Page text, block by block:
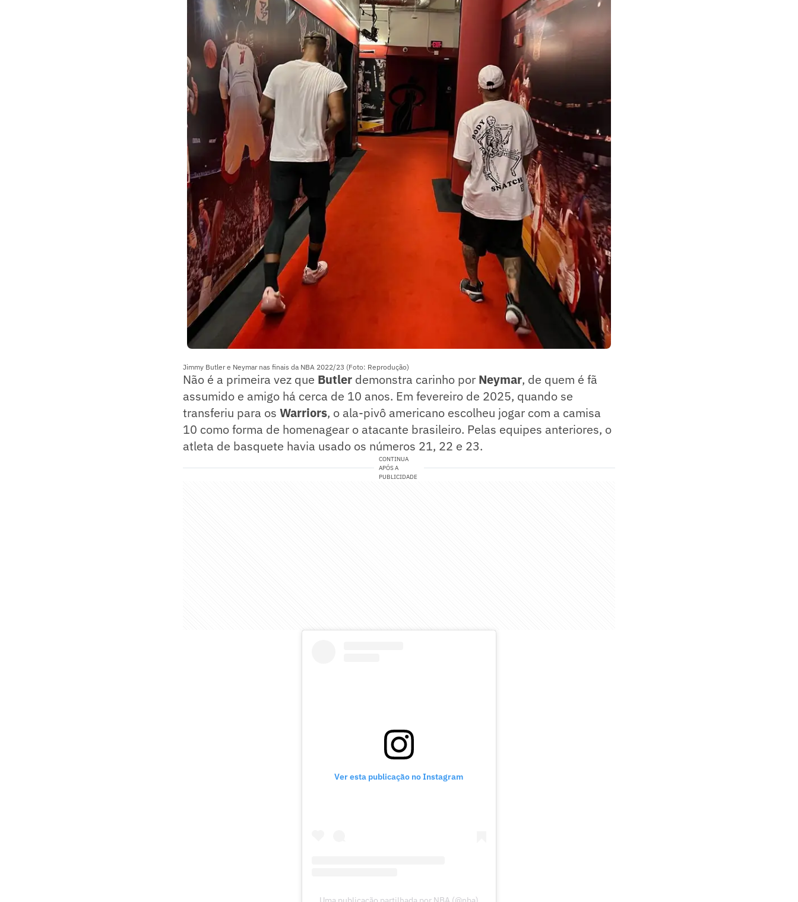
Jimmy Butler e Neymar nas finais da NBA 2022/23 (Foto: Reprodução)
Não é a primeira vez que Butler demonstra carinho por Neymar, de quem é fã
assumido e amigo há cerca de 10 anos. Em fevereiro de 2025, quando se
transferiu para os Warriors, o ala-pivô americano escolheu jogar com a camisa
10 como forma de homenagear o atacante brasileiro. Pelas equipes anteriores, o
atleta de basquete havia usado os números 21, 22 e 23.
CONTINUA
APÓS A
PUBLICIDADE
Ver esta publicação no Instagram